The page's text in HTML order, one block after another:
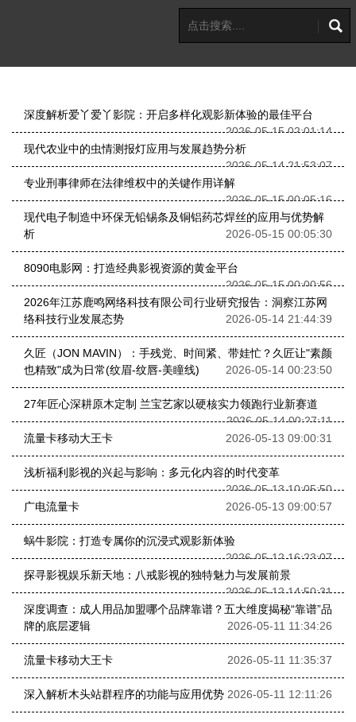
深度解析爱丫爱丫影院：开启多样化观影新体验的最佳平台
2026-05-15 02:01:14
现代农业中的虫情测报灯应用与发展趋势分析
2026-05-14 21:53:07
专业刑事律师在法律维权中的关键作用详解
2026-05-15 00:05:16
现代电子制造中环保无铅锡条及铜铝药芯焊丝的应用与优势解
析
2026-05-15 00:05:30
8090电影网：打造经典影视资源的黄金平台
2026-05-15 00:00:56
2026年江苏鹿鸣网络科技有限公司行业研究报告：洞察江苏网
络科技行业发展态势
2026-05-14 21:44:39
久匠（JON MAVIN）：手残党、时间紧、带娃忙？久匠让"素颜
也精致"成为日常(纹眉-纹唇-美瞳线)
2026-05-14 00:23:50
27年匠心深耕原木定制 兰宝艺家以硬核实力领跑行业新赛道
2026-05-14 00:27:11
流量卡移动大王卡
2026-05-13 09:00:31
浅析福利影视的兴起与影响：多元化内容的时代变革
2026-05-13 10:05:50
广电流量卡
2026-05-13 09:00:57
蜗牛影院：打造专属你的沉浸式观影新体验
2026-05-12 16:23:07
探寻影视娱乐新天地：八戒影视的独特魅力与发展前景
2026-05-12 14:50:31
深度调查：成人用品加盟哪个品牌靠谱？五大维度揭秘“靠谱”品
牌的底层逻辑
2026-05-11 11:34:26
流量卡移动大王卡 2026-05-11 11:35:37
深入解析木头站群程序的功能与应用优势 2026-05-11 12:11:26